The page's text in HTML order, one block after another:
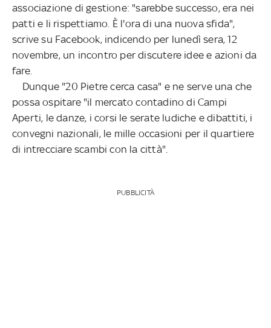
associazione di gestione: "sarebbe successo, era nei
patti e li rispettiamo. È l'ora di una nuova sfida",
scrive su Facebook, indicendo per lunedì sera, 12
novembre, un incontro per discutere idee e azioni da
fare.
Dunque "20 Pietre cerca casa" e ne serve una che
possa ospitare "il mercato contadino di Campi
Aperti, le danze, i corsi le serate ludiche e dibattiti, i
convegni nazionali, le mille occasioni per il quartiere
di intrecciare scambi con la città".
PUBBLICITÀ